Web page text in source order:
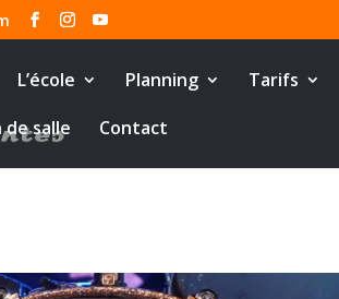
L’école Planning Tarifs
de salle
Contact